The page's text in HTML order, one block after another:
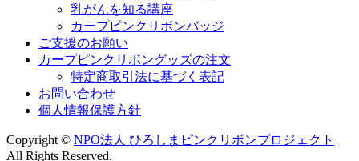
乳がんを知る講座
カープピンクリボンバッジ
ご支援のお願い
カープピンクリボングッズの注文
特定商取引法に基づく表記
お問い合わせ
個人情報保護方針
Copyright © NPO法人 ひろしまピンクリボンプロジェクト
All Rights Reserved.